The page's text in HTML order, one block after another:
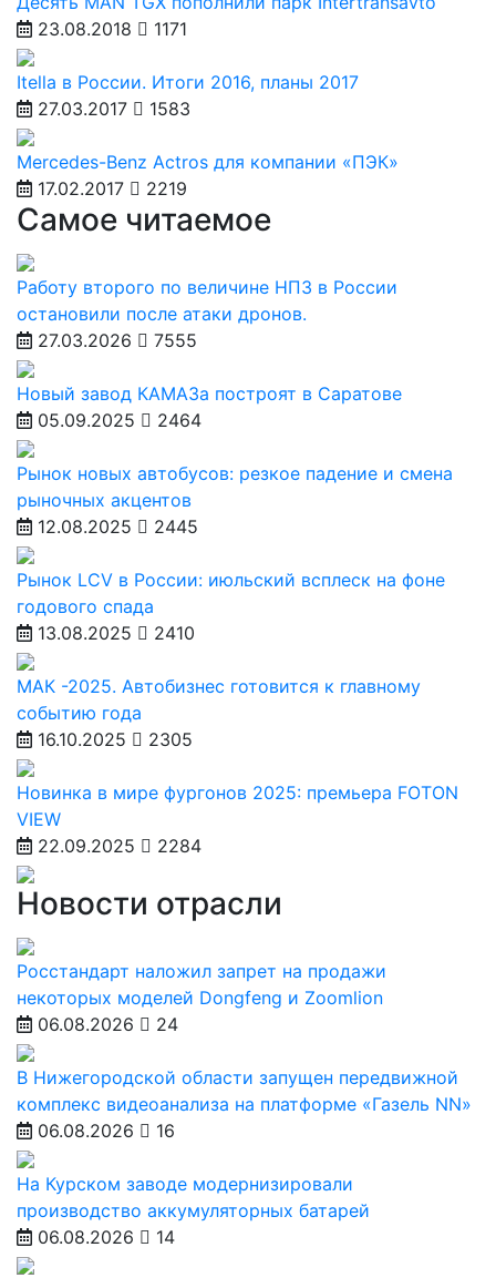
23.08.2018
1171
Itella в России. Итоги 2016, планы 2017
27.03.2017
1583
Mercedes-Benz Actros для компании «ПЭК»
17.02.2017
2219
Самое читаемое
Работу второго по величине НПЗ в России
остановили после атаки дронов.
27.03.2026
7555
Новый завод КАМАЗа построят в Саратове
05.09.2025
2464
Рынок новых автобусов: резкое падение и смена
рыночных акцентов
12.08.2025
2445
Рынок LCV в России: июльский всплеск на фоне
годового спада
13.08.2025
2410
МАК -2025. Автобизнес готовится к главному
событию года
16.10.2025
2305
Новинка в мире фургонов 2025: премьера FOTON
VIEW
22.09.2025
2284
Новости отрасли
Росстандарт наложил запрет на продажи
некоторых моделей Dongfeng и Zoomlion
06.08.2026
24
В Нижегородской области запущен передвижной
комплекс видеоанализа на платформе «Газель NN»
06.08.2026
16
На Курском заводе модернизировали
производство аккумуляторных батарей
06.08.2026
14